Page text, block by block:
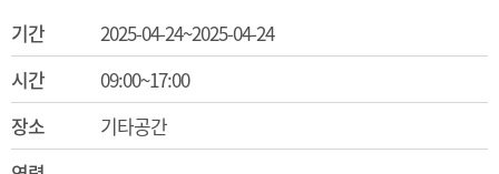
기간
2025-04-24~2025-04-24
시간
09:00~17:00
장소
기타공간